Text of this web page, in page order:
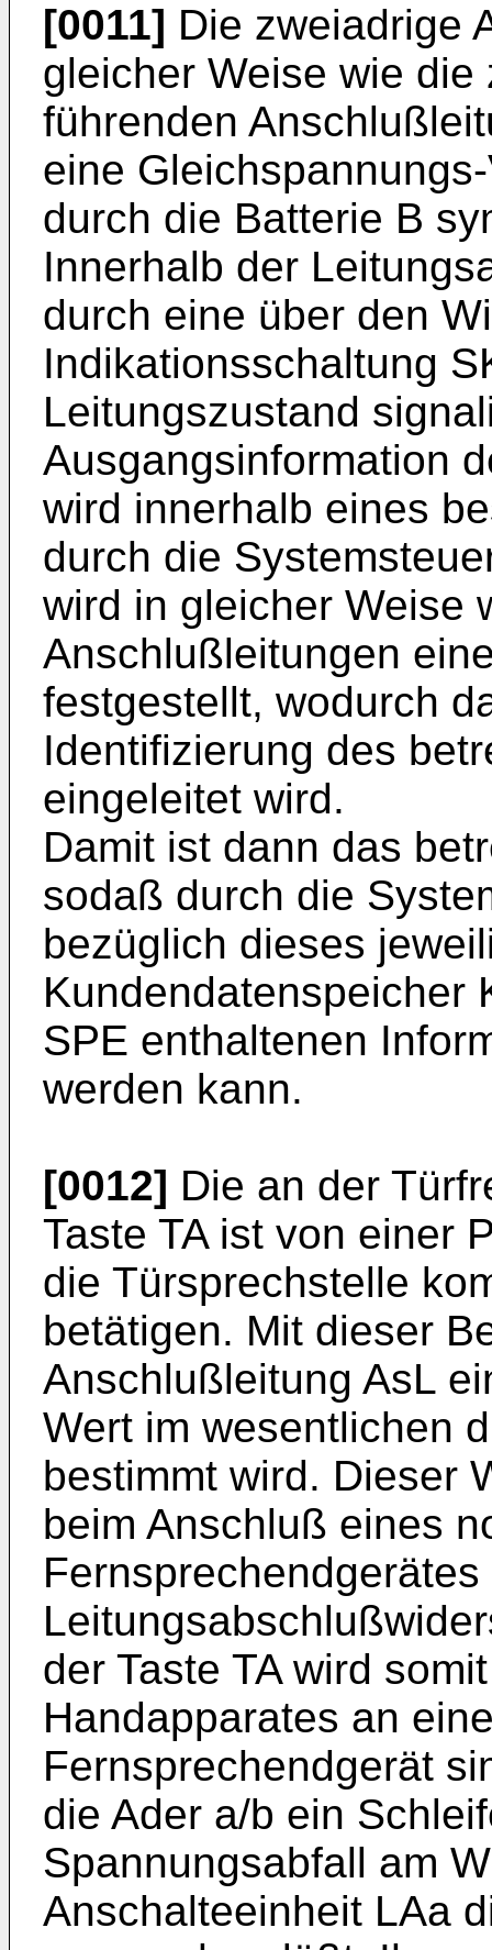
[0011] Die zweiadrige
gleicher Weise wie
führenden
eine
durch die Batterie B
Innerhalb der
durch eine über den
Indikationsschaltung
Leitungszustand
Ausgangsinformation
wird innerhalb eines
durch die
wird in gleicher Weise
Anschlußleitungen
festgestellt, wodurch
Identifizierung des
eingeleitet wird.
Damit ist dann das
sodaß durch die
bezüglich dieses
Kundendatenspeicher
SPE enthaltenen
werden kann.
[0012] Die an der
Taste TA ist von einer
die Türsprechstelle
betätigen. Mit dieser
Anschlußleitung AsL
Wert im wesentlichen
bestimmt wird. Dieser
beim Anschluß eines
der Taste TA wird
Handapparates an
Fernsprechendgerät
die Ader a/b ein
Spannungsabfall am
Anschalteeinheit LAa